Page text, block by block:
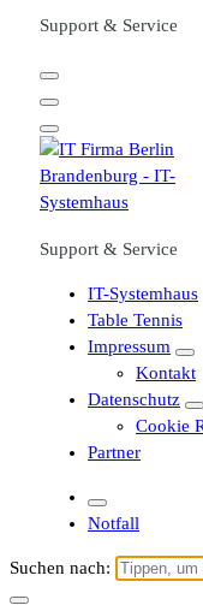
Support & Service
Support & Service
IT-Systemhaus
Table Tennis
Impressum
Kontakt
Datenschutz
Cookie
Partner
Notfall
Suchen nach: